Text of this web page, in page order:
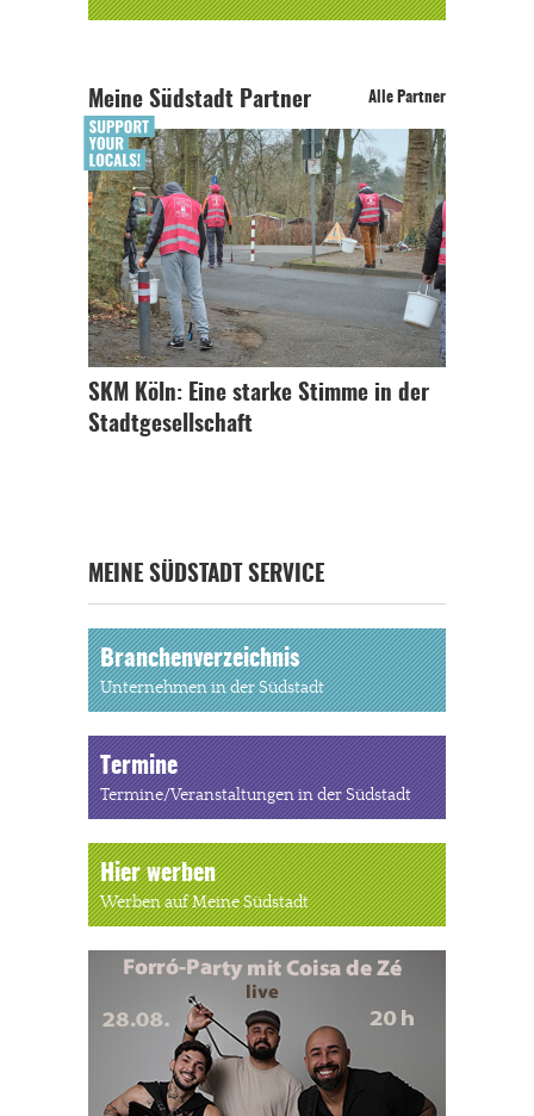
Meine Südstadt Partner Alle Partner
SKM Köln: Eine starke Stimme in der
Stadtgesellschaft
MEINE SÜDSTADT SERVICE
Branchenverzeichnis
Unternehmen in der Südstadt
Termine
Termine/Veranstaltungen in der Südstadt
Hier werben
Werben auf Meine Südstadt